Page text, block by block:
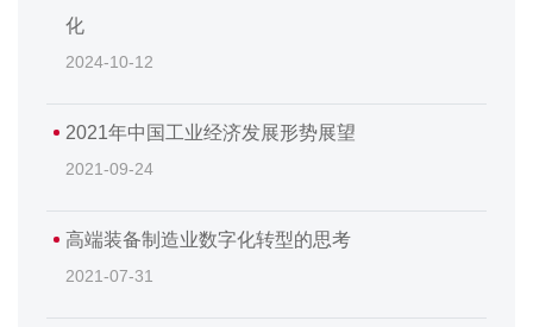
化
2024-10-12
2021年中国工业经济发展形势展望
2021-09-24
高端装备制造业数字化转型的思考
2021-07-31